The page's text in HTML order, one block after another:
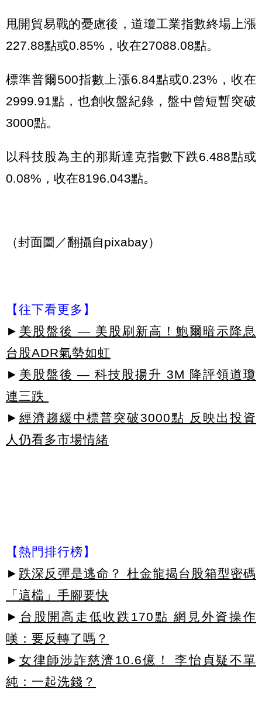
甩開貿易戰的憂慮後，道瓊工業指數終場上漲
227.88點或0.85%，收在27088.08點。
標準普爾500指數上漲6.84點或0.23%，收在
2999.91點，也創收盤紀錄，盤中曾短暫突破
3000點。
以科技股為主的那斯達克指數下跌6.488點或
0.08%，收在8196.043點。
（封面圖／翻攝自pixabay）
【往下看更多】
► 美股盤後 — 美股刷新高！鮑爾暗示降息
台股ADR氣勢如虹
► 美股盤後 — 科技股揚升 3M 降評領道瓊
連三跌
► 經濟趨緩中標普突破3000點 反映出投資
人仍看多市場情緒
【熱門排行榜】
► 跌深反彈是逃命？ 杜金龍揭台股箱型密碼
「這檔」手腳要快
► 台股開高走低收跌170點 網見外資操作
嘆：要反轉了嗎？
► 女律師涉詐慈濟10.6億！ 李怡貞疑不單
純：一起洗錢？